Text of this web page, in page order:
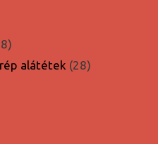
38
termék
alátétek 2828